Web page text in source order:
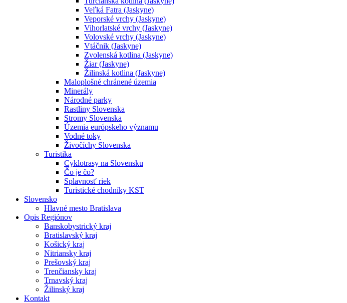
Veľká Fatra (Jaskyne)
Veporské vrchy (Jaskyne)
Vihorlatské vrchy (Jaskyne)
Volovské vrchy (Jaskyne)
Vtáčnik (Jaskyne)
Zvolenská kotlina (Jaskyne)
Žiar (Jaskyne)
Žilinská kotlina (Jaskyne)
Maloplošné chránené územia
Minerály
Národné parky
Rastliny Slovenska
Stromy Slovenska
Územia európskeho významu
Vodné toky
Živočíchy Slovenska
Turistika
Cyklotrasy na Slovensku
Čo je čo?
Splavnosť riek
Turistické chodníky KST
Slovensko
Hlavné mesto Bratislava
Opis Regiónov
Banskobystrický kraj
Bratislavský kraj
Košický kraj
Nitriansky kraj
Prešovský kraj
Trenčiansky kraj
Trnavský kraj
Žilinský kraj
Kontakt